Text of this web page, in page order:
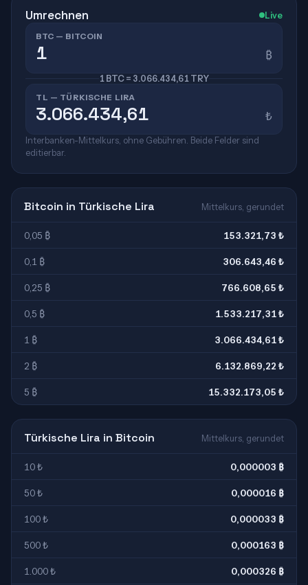
Umrechnen Live
BTC — BITCOIN
₿
1 BTC = 3.066.434,61 TRY
TL — TÜRKISCHE LIRA
₺
Interbanken-Mittelkurs, ohne Gebühren. Beide Felder sind
editierbar.
Bitcoin in Türkische Lira Mittelkurs, gerundet
0,05 ₿ 153.321,73 ₺
0,1 ₿ 306.643,46 ₺
0,25 ₿ 766.608,65 ₺
0,5 ₿ 1.533.217,31 ₺
1 ₿ 3.066.434,61 ₺
2 ₿ 6.132.869,22 ₺
5 ₿ 15.332.173,05 ₺
Türkische Lira in Bitcoin Mittelkurs, gerundet
10 ₺ 0,000003 ₿
50 ₺ 0,000016 ₿
100 ₺ 0,000033 ₿
500 ₺ 0,000163 ₿
1.000 ₺ 0,000326 ₿